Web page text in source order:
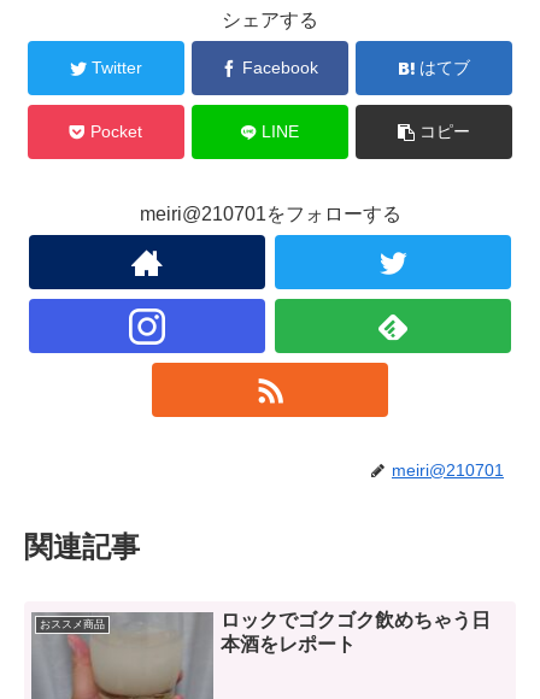
シェアする
Twitter Facebook はてブ
Pocket LINE コピー
meiri@210701をフォローする
meiri@210701
関連記事
おススメ商品
ロックでゴクゴク飲めちゃう日
本酒をレポート